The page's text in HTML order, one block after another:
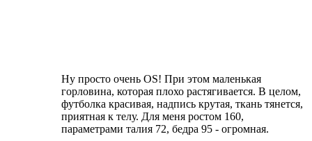
Ну просто очень OS! При этом маленькая
горловина, которая плохо растягивается. В целом,
футболка красивая, надпись крутая, ткань тянется,
приятная к телу. Для меня ростом 160,
параметрами талия 72, бедра 95 - огромная.